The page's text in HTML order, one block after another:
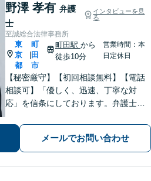
野澤 孝有 弁護
士
インタビューを見
る
至誠総合法律事務所
東
京
都
町
田
市
町田駅 から
徒歩10分
営業時間：本
日定休日
【秘密厳守】【初回相談無料】【電話
相談可】「優しく、迅速、丁寧な対
応」を信条にしております。弁護士に
少しの勇気を出して、お気軽にご相談
ください。【休日・夜間面談可】
メールでお問い合わせ